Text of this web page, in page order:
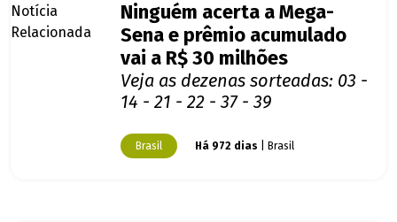
Ninguém acerta a Mega-
Sena e prêmio acumulado
vai a R$ 30 milhões
Veja as dezenas sorteadas: 03 -
14 - 21 - 22 - 37 - 39
Brasil Há 972 dias | Brasil